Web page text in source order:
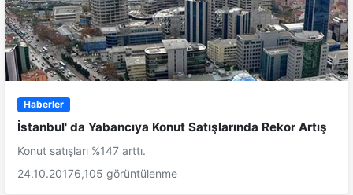
Haberler
İstanbul' da Yabancıya Konut Satışlarında Rekor Artış
Konut satışları %147 arttı.
24.10.20176,105 görüntülenme